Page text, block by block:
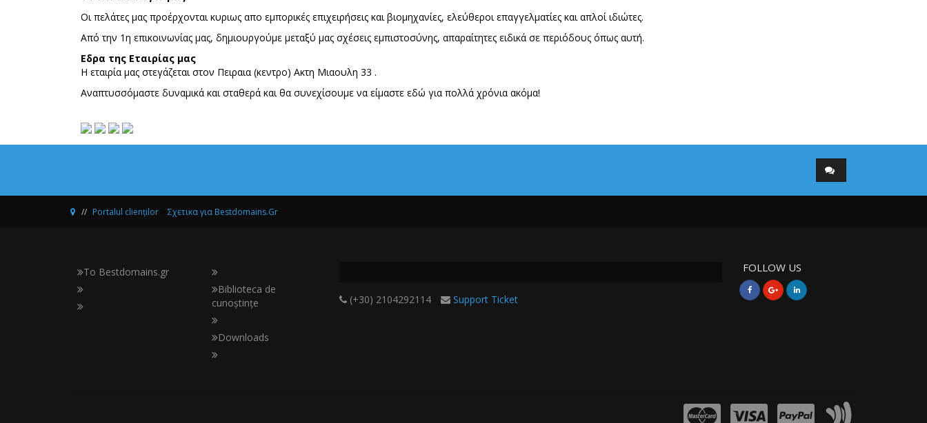
Οι πελάτες μας προέρχονται κυριως απο εμπορικές επιχειρήσεις και βιομηχανίες, ελεύθεροι επαγγελματίες και απλοί ιδιώτες.
Από την 1η επικοινωνίας μας, δημιουργούμε μεταξύ μας σχέσεις εμπιστοσύνης, απαραίτητες ειδικά σε περιόδους όπως αυτή.
Eδρα της Εταιρίας μας
H εταιρία μας στεγάζεται στον Πειραια (κεντρο) Ακτη Μιαουλη 33 .
Αναπτυσσόμαστε δυναμικά και σταθερά και θα συνεχίσουμε να είμαστε εδώ για πολλά χρόνια ακόμα!
Portalul clienților Σχετικα για Bestdomains.Gr
Το Bestdomains.gr
Biblioteca de
cunoștințe
Downloads
(+30) 2104292114 Support Ticket
FOLLOW US